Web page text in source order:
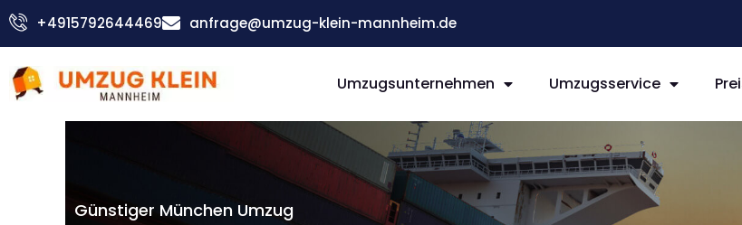
Zum
Inhalt
+4915792644469 anfrage@umzug-klein-mannheim.de
Umzugsunternehmen Umzugsservice
Günstiger München Umzug